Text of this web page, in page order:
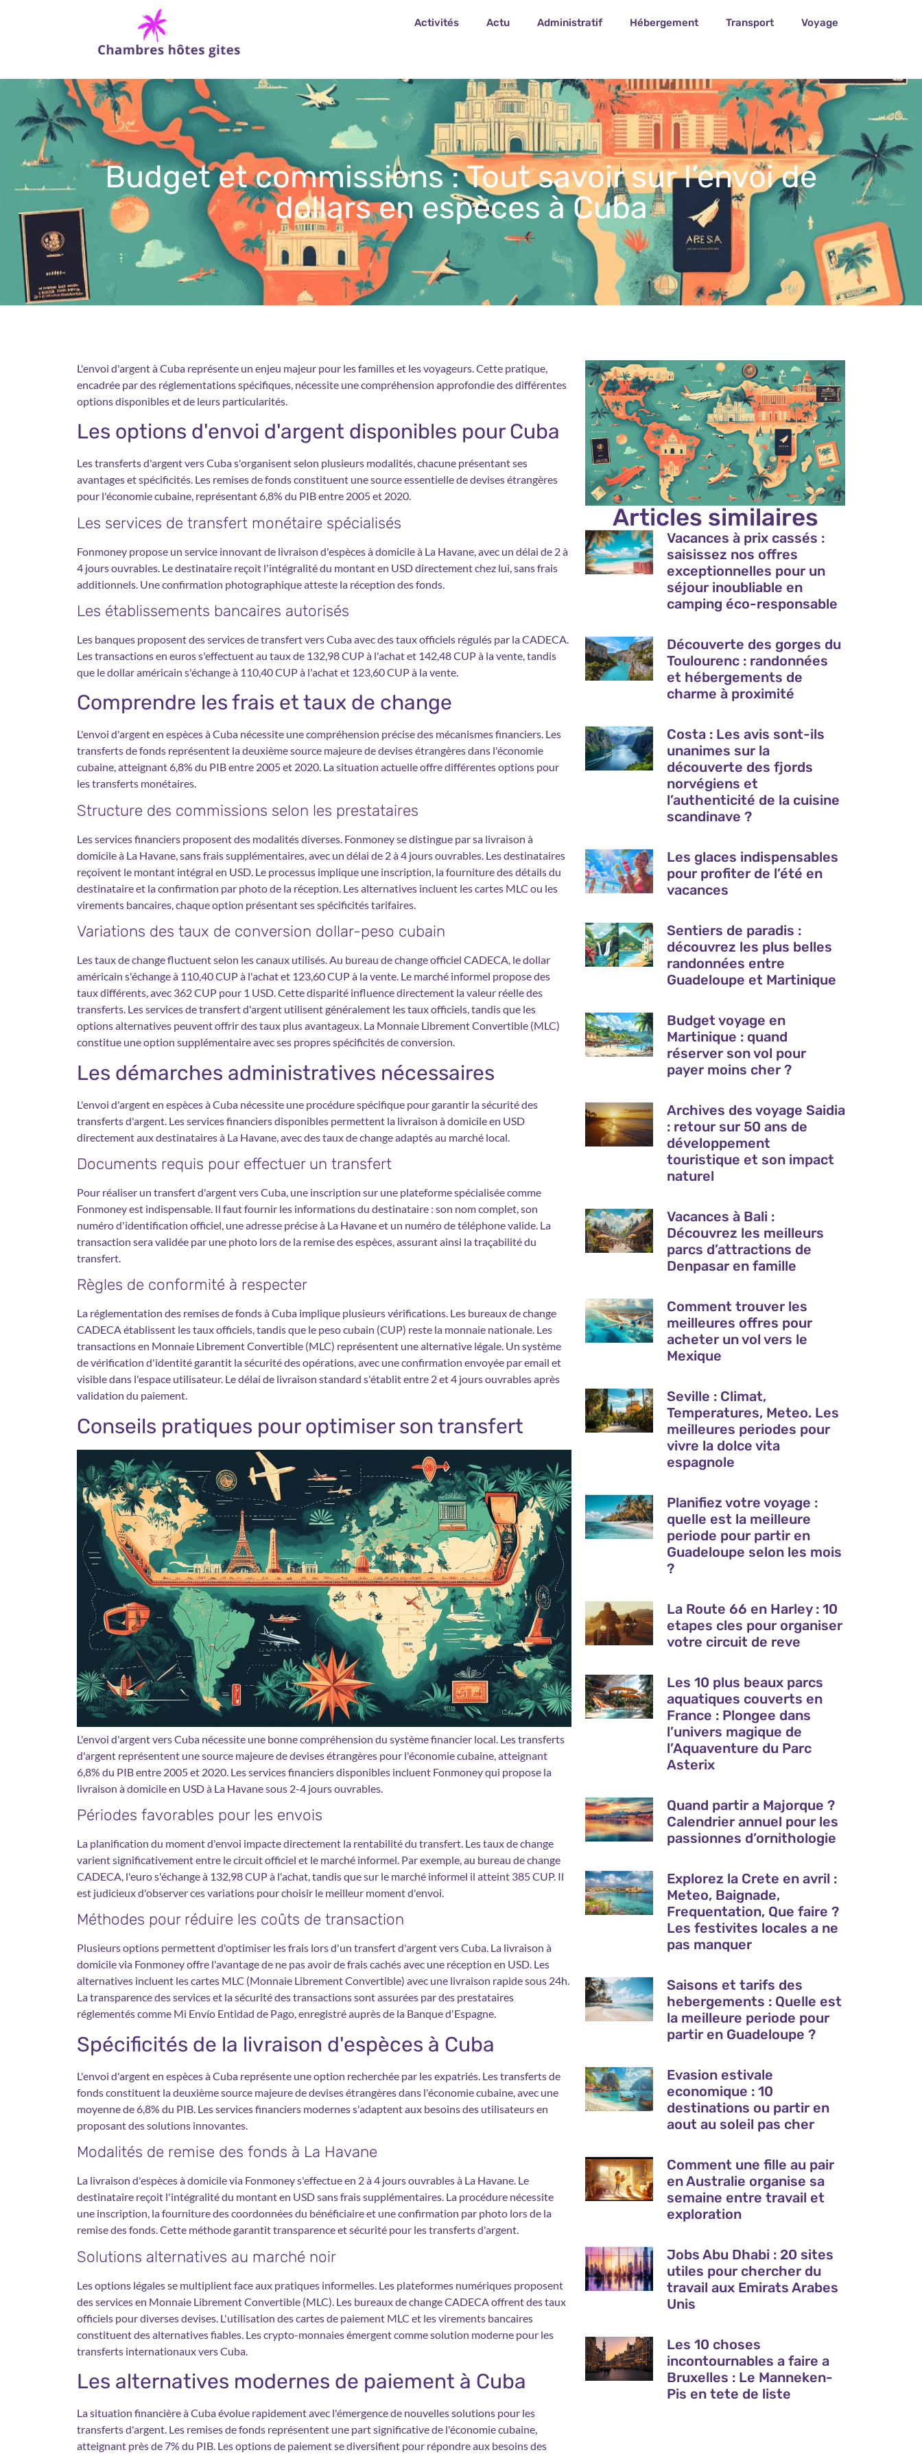
Activités Actu Administratif Hébergement Transport Voyage
Budget et commissions : Tout savoir sur l’envoi de
dollars en espèces à Cuba
L'envoi d'argent à Cuba représente un enjeu majeur pour les familles et les voyageurs. Cette pratique,
encadrée par des réglementations spécifiques, nécessite une compréhension approfondie des différentes
options disponibles et de leurs particularités.
Les options d'envoi d'argent disponibles pour Cuba
Les transferts d'argent vers Cuba s'organisent selon plusieurs modalités, chacune présentant ses
avantages et spécificités. Les remises de fonds constituent une source essentielle de devises étrangères
pour l'économie cubaine, représentant 6,8% du PIB entre 2005 et 2020.
Les services de transfert monétaire spécialisés
Fonmoney propose un service innovant de livraison d'espèces à domicile à La Havane, avec un délai de 2 à
4 jours ouvrables. Le destinataire reçoit l'intégralité du montant en USD directement chez lui, sans frais
additionnels. Une confirmation photographique atteste la réception des fonds.
Les établissements bancaires autorisés
Les banques proposent des services de transfert vers Cuba avec des taux officiels régulés par la CADECA.
Les transactions en euros s'effectuent au taux de 132,98 CUP à l'achat et 142,48 CUP à la vente, tandis
que le dollar américain s'échange à 110,40 CUP à l'achat et 123,60 CUP à la vente.
Comprendre les frais et taux de change
L'envoi d'argent en espèces à Cuba nécessite une compréhension précise des mécanismes financiers. Les
transferts de fonds représentent la deuxième source majeure de devises étrangères dans l'économie
cubaine, atteignant 6,8% du PIB entre 2005 et 2020. La situation actuelle offre différentes options pour
les transferts monétaires.
Structure des commissions selon les prestataires
Les services financiers proposent des modalités diverses. Fonmoney se distingue par sa livraison à
domicile à La Havane, sans frais supplémentaires, avec un délai de 2 à 4 jours ouvrables. Les destinataires
reçoivent le montant intégral en USD. Le processus implique une inscription, la fourniture des détails du
destinataire et la confirmation par photo de la réception. Les alternatives incluent les cartes MLC ou les
virements bancaires, chaque option présentant ses spécificités tarifaires.
Variations des taux de conversion dollar-peso cubain
Les taux de change fluctuent selon les canaux utilisés. Au bureau de change officiel CADECA, le dollar
américain s'échange à 110,40 CUP à l'achat et 123,60 CUP à la vente. Le marché informel propose des
taux différents, avec 362 CUP pour 1 USD. Cette disparité influence directement la valeur réelle des
transferts. Les services de transfert d'argent utilisent généralement les taux officiels, tandis que les
options alternatives peuvent offrir des taux plus avantageux. La Monnaie Librement Convertible (MLC)
constitue une option supplémentaire avec ses propres spécificités de conversion.
Les démarches administratives nécessaires
L'envoi d'argent en espèces à Cuba nécessite une procédure spécifique pour garantir la sécurité des
transferts d'argent. Les services financiers disponibles permettent la livraison à domicile en USD
directement aux destinataires à La Havane, avec des taux de change adaptés au marché local.
Documents requis pour effectuer un transfert
Pour réaliser un transfert d'argent vers Cuba, une inscription sur une plateforme spécialisée comme
Fonmoney est indispensable. Il faut fournir les informations du destinataire : son nom complet, son
numéro d'identification officiel, une adresse précise à La Havane et un numéro de téléphone valide. La
transaction sera validée par une photo lors de la remise des espèces, assurant ainsi la traçabilité du
transfert.
Règles de conformité à respecter
La réglementation des remises de fonds à Cuba implique plusieurs vérifications. Les bureaux de change
CADECA établissent les taux officiels, tandis que le peso cubain (CUP) reste la monnaie nationale. Les
transactions en Monnaie Librement Convertible (MLC) représentent une alternative légale. Un système
de vérification d'identité garantit la sécurité des opérations, avec une confirmation envoyée par email et
visible dans l'espace utilisateur. Le délai de livraison standard s'établit entre 2 et 4 jours ouvrables après
validation du paiement.
Conseils pratiques pour optimiser son transfert
L'envoi d'argent vers Cuba nécessite une bonne compréhension du système financier local. Les transferts
d'argent représentent une source majeure de devises étrangères pour l'économie cubaine, atteignant
6,8% du PIB entre 2005 et 2020. Les services financiers disponibles incluent Fonmoney qui propose la
livraison à domicile en USD à La Havane sous 2-4 jours ouvrables.
Périodes favorables pour les envois
La planification du moment d'envoi impacte directement la rentabilité du transfert. Les taux de change
varient significativement entre le circuit officiel et le marché informel. Par exemple, au bureau de change
CADECA, l'euro s'échange à 132,98 CUP à l'achat, tandis que sur le marché informel il atteint 385 CUP. Il
est judicieux d'observer ces variations pour choisir le meilleur moment d'envoi.
Méthodes pour réduire les coûts de transaction
Plusieurs options permettent d'optimiser les frais lors d'un transfert d'argent vers Cuba. La livraison à
domicile via Fonmoney offre l'avantage de ne pas avoir de frais cachés avec une réception en USD. Les
alternatives incluent les cartes MLC (Monnaie Librement Convertible) avec une livraison rapide sous 24h.
La transparence des services et la sécurité des transactions sont assurées par des prestataires
réglementés comme Mi Envío Entidad de Pago, enregistré auprès de la Banque d'Espagne.
Spécificités de la livraison d'espèces à Cuba
L'envoi d'argent en espèces à Cuba représente une option recherchée par les expatriés. Les transferts de
fonds constituent la deuxième source majeure de devises étrangères dans l'économie cubaine, avec une
moyenne de 6,8% du PIB. Les services financiers modernes s'adaptent aux besoins des utilisateurs en
proposant des solutions innovantes.
Modalités de remise des fonds à La Havane
La livraison d'espèces à domicile via Fonmoney s'effectue en 2 à 4 jours ouvrables à La Havane. Le
destinataire reçoit l'intégralité du montant en USD sans frais supplémentaires. La procédure nécessite
une inscription, la fourniture des coordonnées du bénéficiaire et une confirmation par photo lors de la
remise des fonds. Cette méthode garantit transparence et sécurité pour les transferts d'argent.
Solutions alternatives au marché noir
Les options légales se multiplient face aux pratiques informelles. Les plateformes numériques proposent
des services en Monnaie Librement Convertible (MLC). Les bureaux de change CADECA offrent des taux
officiels pour diverses devises. L'utilisation des cartes de paiement MLC et les virements bancaires
constituent des alternatives fiables. Les crypto-monnaies émergent comme solution moderne pour les
transferts internationaux vers Cuba.
Les alternatives modernes de paiement à Cuba
La situation financière à Cuba évolue rapidement avec l'émergence de nouvelles solutions pour les
transferts d'argent. Les remises de fonds représentent une part significative de l'économie cubaine,
atteignant près de 7% du PIB. Les options de paiement se diversifient pour répondre aux besoins des
Articles similaires
Vacances à prix cassés :
saisissez nos offres
exceptionnelles pour un
séjour inoubliable en
camping éco-responsable
Découverte des gorges du
Toulourenc : randonnées
et hébergements de
charme à proximité
Costa : Les avis sont-ils
unanimes sur la
découverte des fjords
norvégiens et
l’authenticité de la cuisine
scandinave ?
Les glaces indispensables
pour profiter de l’été en
vacances
Sentiers de paradis :
découvrez les plus belles
randonnées entre
Guadeloupe et Martinique
Budget voyage en
Martinique : quand
réserver son vol pour
payer moins cher ?
Archives des voyage Saidia
: retour sur 50 ans de
développement
touristique et son impact
naturel
Vacances à Bali :
Découvrez les meilleurs
parcs d’attractions de
Denpasar en famille
Comment trouver les
meilleures offres pour
acheter un vol vers le
Mexique
Seville : Climat,
Temperatures, Meteo. Les
meilleures periodes pour
vivre la dolce vita
espagnole
Planifiez votre voyage :
quelle est la meilleure
periode pour partir en
Guadeloupe selon les mois
?
La Route 66 en Harley : 10
etapes cles pour organiser
votre circuit de reve
Les 10 plus beaux parcs
aquatiques couverts en
France : Plongee dans
l’univers magique de
l’Aquaventure du Parc
Asterix
Quand partir a Majorque ?
Calendrier annuel pour les
passionnes d’ornithologie
Explorez la Crete en avril :
Meteo, Baignade,
Frequentation, Que faire ?
Les festivites locales a ne
pas manquer
Saisons et tarifs des
hebergements : Quelle est
la meilleure periode pour
partir en Guadeloupe ?
Evasion estivale
economique : 10
destinations ou partir en
aout au soleil pas cher
Comment une fille au pair
en Australie organise sa
semaine entre travail et
exploration
Jobs Abu Dhabi : 20 sites
utiles pour chercher du
travail aux Emirats Arabes
Unis
Les 10 choses
incontournables a faire a
Bruxelles : Le Manneken-
Pis en tete de liste